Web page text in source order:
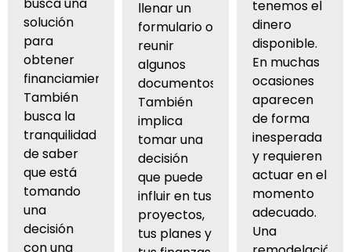
solución
para
obtener
financiamiento.
También
busca la
tranquilidad
de saber
que está
tomando
una
decisión
con una
llenar un
formulario o
reunir
algunos
documentos.
También
implica
tomar una
decisión
que puede
influir en tus
proyectos,
tus planes y
tenemos el
dinero
disponible.
En muchas
ocasiones
aparecen
de forma
inesperada
y requieren
actuar en el
momento
adecuado.
Una